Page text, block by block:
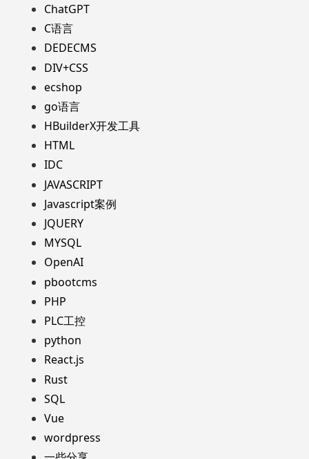
ChatGPT
C语言
DEDECMS
DIV+CSS
ecshop
go语言
HBuilderX开发工具
HTML
IDC
JAVASCRIPT
Javascript案例
JQUERY
MYSQL
OpenAI
pbootcms
PHP
PLC工控
python
React.js
Rust
SQL
Vue
wordpress